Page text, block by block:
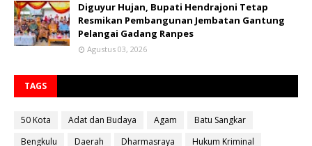
Diguyur Hujan, Bupati Hendrajoni Tetap
Resmikan Pembangunan Jembatan Gantung
Pelangai Gadang Ranpes
Agustus 03, 2026
TAGS
50 Kota Adat dan Budaya Agam
Batu Sangkar
Bengkulu
Daerah Dharmasraya Hukum Kriminal